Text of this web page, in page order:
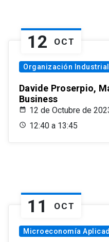
12 OCT
Organización Industrial
Davide Proserpio,
Business
12 de Octubre de
12:40 a 13:45
11 OCT
Microeconomía